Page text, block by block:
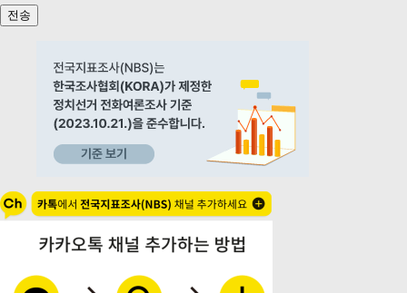
전송